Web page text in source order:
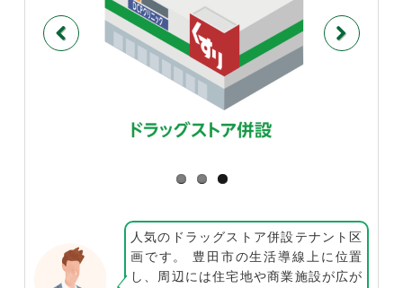
人気のドラッグストア併設テナント区
画です。 豊田市の生活導線上に位置
し、周辺には住宅地や商業施設が広が